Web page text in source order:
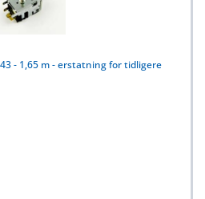
- 1,65 m - erstatning for tidligere